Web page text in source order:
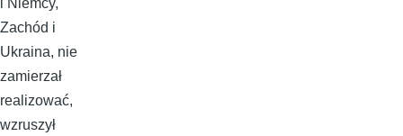
i Niemcy,
Zachód i
Ukraina, nie
zamierzał
realizować,
wzruszył